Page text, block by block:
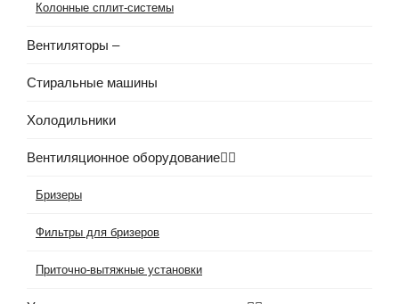
Колонные сплит-системы
Вентиляторы –
Стиральные машины
Холодильники
Вентиляционное оборудование
Бризеры
Фильтры для бризеров
Приточно-вытяжные установки